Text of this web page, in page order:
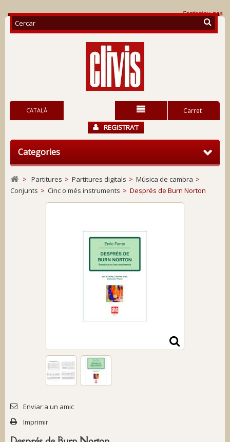
Contacteu-nos
Carret
CATALÀ
REGISTRA’T
Categories
> Partitures > Partitures digitals > Música de cambra >
Conjunts > Cinc o més instruments > Després de Burn Norton
Enviar a un amic
Imprimir